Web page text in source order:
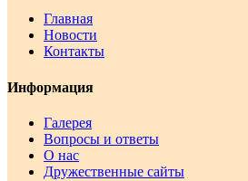
Главная
Новости
Контакты
Информация
Галерея
Вопросы и ответы
О нас
Дружественные сайты